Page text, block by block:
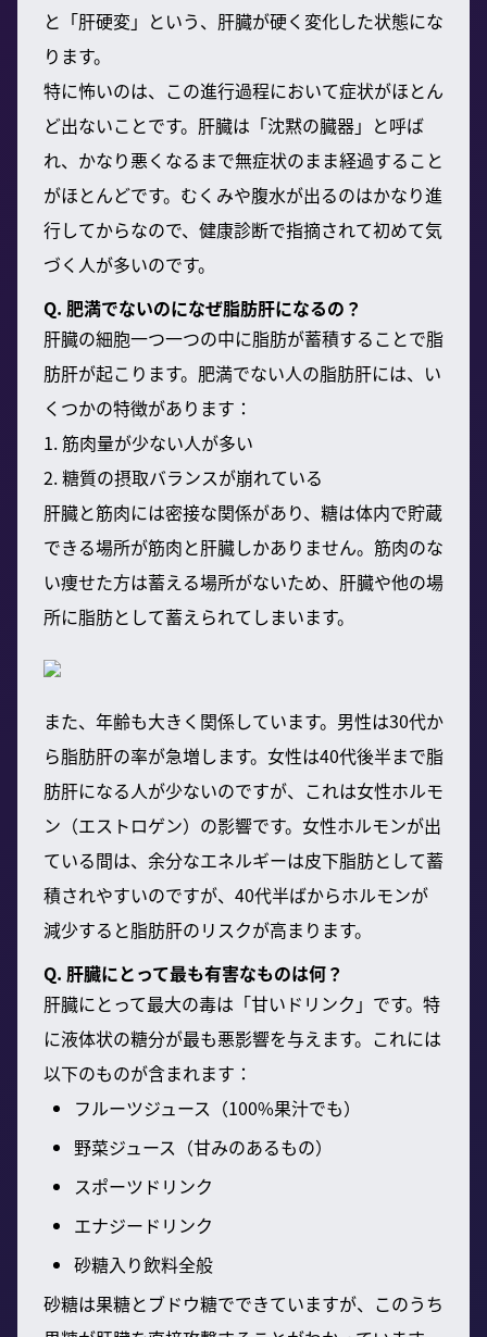
と「肝硬変」という、肝臓が硬く変化した状態にな
ります。
特に怖いのは、この進行過程において症状がほとん
ど出ないことです。肝臓は「沈黙の臓器」と呼ば
れ、かなり悪くなるまで無症状のまま経過すること
がほとんどです。むくみや腹水が出るのはかなり進
行してからなので、健康診断で指摘されて初めて気
づく人が多いのです。
Q. 肥満でないのになぜ脂肪肝になるの？
肝臓の細胞一つ一つの中に脂肪が蓄積することで脂
肪肝が起こります。肥満でない人の脂肪肝には、い
くつかの特徴があります：
1. 筋肉量が少ない人が多い
2. 糖質の摂取バランスが崩れている
肝臓と筋肉には密接な関係があり、糖は体内で貯蔵
できる場所が筋肉と肝臓しかありません。筋肉のな
い痩せた方は蓄える場所がないため、肝臓や他の場
所に脂肪として蓄えられてしまいます。
また、年齢も大きく関係しています。男性は30代か
ら脂肪肝の率が急増します。女性は40代後半まで脂
肪肝になる人が少ないのですが、これは女性ホルモ
ン（エストロゲン）の影響です。女性ホルモンが出
ている間は、余分なエネルギーは皮下脂肪として蓄
積されやすいのですが、40代半ばからホルモンが
減少すると脂肪肝のリスクが高まります。
Q. 肝臓にとって最も有害なものは何？
肝臓にとって最大の毒は「甘いドリンク」です。特
に液体状の糖分が最も悪影響を与えます。これには
以下のものが含まれます：
フルーツジュース（100%果汁でも）
野菜ジュース（甘みのあるもの）
スポーツドリンク
エナジードリンク
砂糖入り飲料全般
砂糖は果糖とブドウ糖でできていますが、このうち